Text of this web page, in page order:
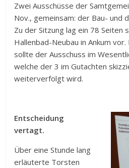
Zwei Ausschüsse der
Nov., gemeinsam: der Bau- und
Zu der Sitzung lag ein 78 Seiten
Hallenbad-Neubau in Ankum
sollte der Ausschuss im
welche der 3 im Gutachten
weiterverfolgt wird.
Entscheidung
vertagt.
Über eine Stunde lang
erläuterte Torsten